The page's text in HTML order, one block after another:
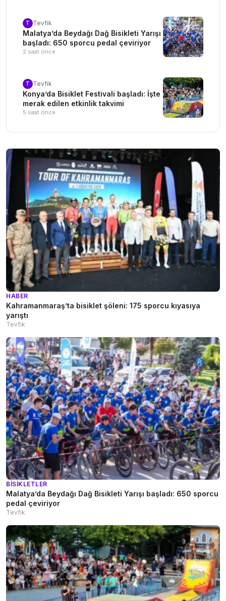
T Tevfik
Malatya’da Beydağı Dağ Bisikleti Yarışı
başladı: 650 sporcu pedal çeviriyor
2 saat önce
T Tevfik
Konya’da Bisiklet Festivali başladı: İşte
merak edilen etkinlik takvimi
5 saat önce
HABER
Kahramanmaraş’ta bisiklet şöleni: 175 sporcu kıyasıya
yarıştı
Tevfik
BISIKLETLER
Malatya’da Beydağı Dağ Bisikleti Yarışı başladı: 650 sporcu
pedal çeviriyor
Tevfik